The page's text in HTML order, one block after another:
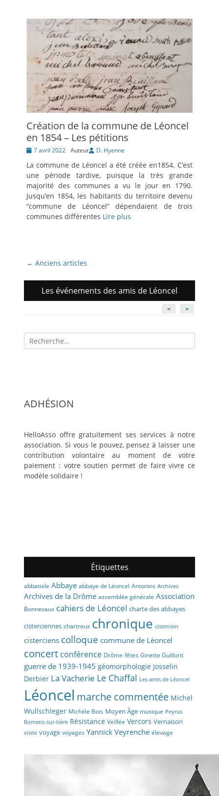
Création de la commune de Léoncel
en 1854 – Les pétitions
Posté7 avril 2022 Auteur D. Hyenne
La commune de Léoncel a été créée en1854. C’est
une période tardive, puisque la très grande
majorité des communes a vu le jour en 1790.
Jusqu’en 1854, les habitants du territoire devenu
“commune de Léoncel” dépendaient de trois
communes différentes Lire plus
Navigation
articles
← Anciens articles
Les événements des amis de Léoncel
< >
Recherche
pour:
ADHÉSION
HelloAsso offre gratuitement ses services à notre
association. Si vous le pouvez, pensez à laisser une
contribution volontaire au moment de votre
paiement : votre soutien permet de faire vivre ce
modèle solidaire !
Étiquettes
abbatiale Abbaye abbaye de Léoncel Antonins Archives
Archives de la Drôme assemblée générale Association
Bonnevaux cahiers de Léoncel charte des abbayes
cisterciennes chartreux chronique cistercien
cisterciens colloque commune de Léoncel
concert conférence Drôme fêtes Ginette Guillorit
guerre de 1939-1945 géomorphologie Josselin
Derbier La Vacherie Le Chaffal Les amis de Léoncel
Léoncel marche commentée Michel
Wullschleger Michèle Bois Moyen Âge musique Peyrus
Romans-sur-Isère Résistance Veillée Vercors Vernaison
visite voyage voyages Yannick Veyrenche élevage